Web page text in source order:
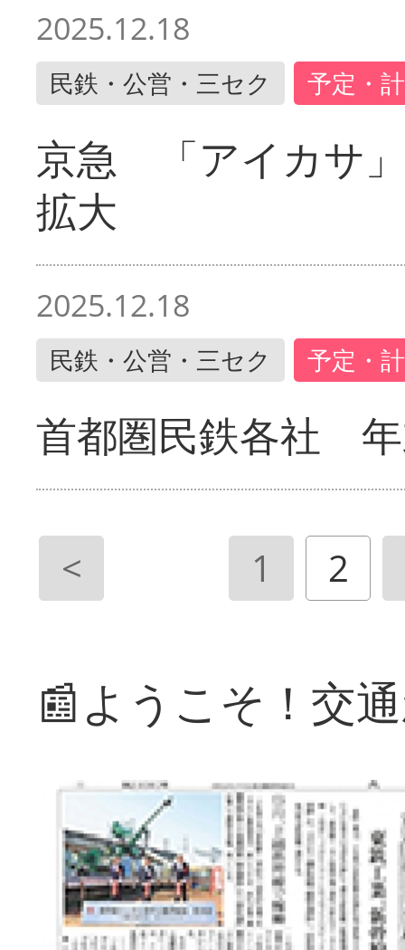
2025.12.18
民鉄・公営・三セク 予定・
京急 「アイカサ
拡大
2025.12.18
民鉄・公営・三セク 予定・
首都圏民鉄各社
< 1 2
📰ようこそ！交